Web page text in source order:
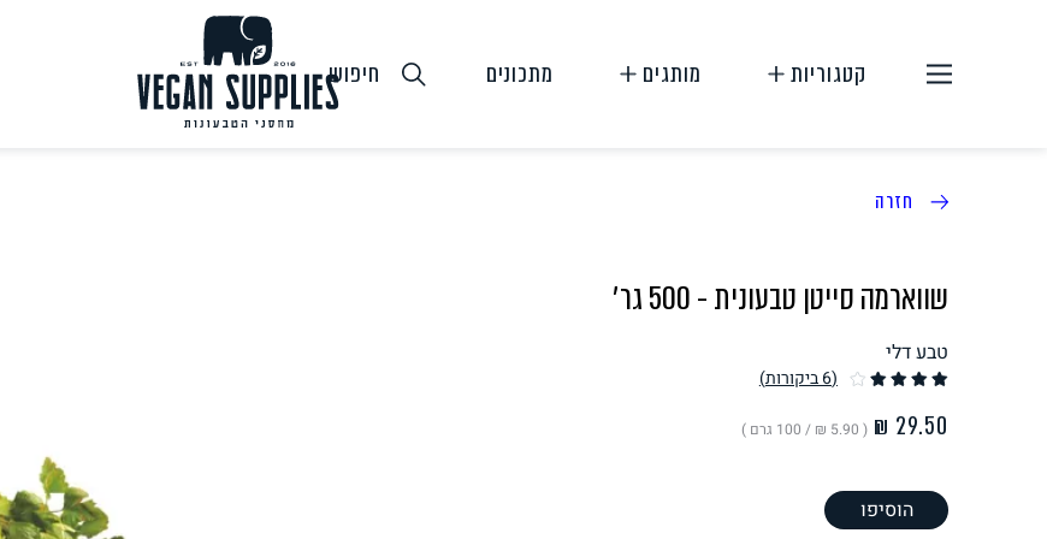
קטגוריות מותגים מתכונים חיפוש
תחליפי בשר
חזרה
שווארמה סייטן טבעונית - 500 גר׳
טבע דלי
(6 ביקורות)
( ‏5.90 ₪ / 100 גרם )
הוסיפו